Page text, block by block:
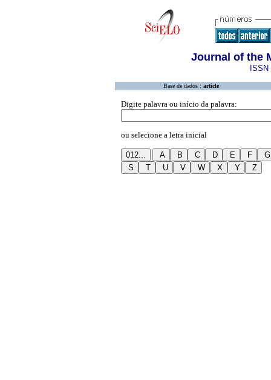
Journal of the
Base de dados : article
Digite palavra ou início da palavra:
ou selecione a letra inicial